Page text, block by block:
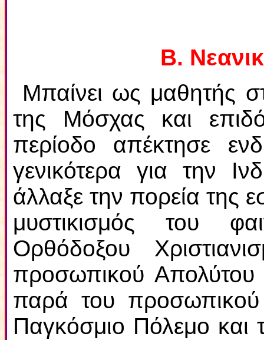
Β.
Μπαίνει ως μαθητής
της Μόσχας και
περίοδο απέκτησε
γενικότερα για την
άλλαξε την πορεία της
μυστικισμός του
Ορθόδοξου
προσωπικού Απολύτου
παρά του
Παγκόσμιο Πόλεμο